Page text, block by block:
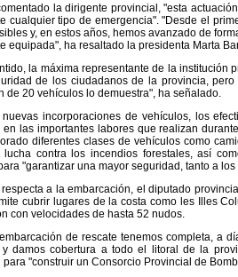
la dirigente provincial, "esta
cualquier tipo de emergencia". "Desde el
y, en estos años, hemos avanzado de
equipada", ha resaltado la presidenta Marta
la máxima representante de la
de los ciudadanos de la provincia,
de 20 vehículos lo demuestra", ha señalado.
incorporaciones de vehículos, los
en las importantes labores que realizan
diferentes clases de vehículos como
lucha contra los incendios forestales, así
"garantizar una mayor seguridad, tanto a
respecta a la embarcación, el diputado
cubrir lugares de la costa como les Illes
con velocidades de hasta 52 nudos.
de rescate tenemos completa, a
y damos cobertura a todo el litoral de la
para "construir un Consorcio Provincial de